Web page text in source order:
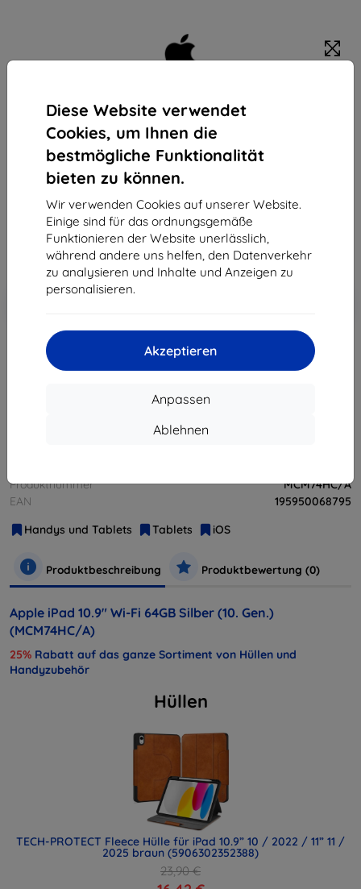
Diese Website verwendet
Cookies, um Ihnen die
bestmögliche Funktionalität
bieten zu können.
Wir verwenden Cookies auf unserer Website.
Einige sind für das ordnungsgemäße
Funktionieren der Website unerlässlich,
während andere uns helfen, den Datenverkehr
zu analysieren und Inhalte und Anzeigen zu
personalisieren.
Akzeptieren
Anpassen
Ablehnen
(MCM74HC/A)
Kaufen Sie dieses Gerät und erhalten Sie
Rabatt
auf sämtliches Zubehör dafür!
Endpreis
580,90 €
278,91 €
-10%
Rabatt mit Gutschein
ausverkauft
Produktnummer
MCM74HC/A
EAN
195950068795
Handys und Tablets
Tablets iOS
Produktbeschreibung Produktbewertung (0)
Apple iPad 10.9" Wi-Fi 64GB Silber (10. Gen.)
(MCM74HC/A)
25% Rabatt auf das ganze Sortiment von Hüllen und
Handyzubehör
Hüllen
TECH-PROTECT Fleece Hülle für iPad 10.9” 10 / 2022 / 11” 11 /
2025 braun (5906302352388)
23,90 €